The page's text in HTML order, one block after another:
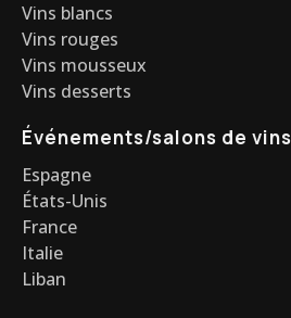
Vins blancs
Vins rouges
Vins mousseux
Vins desserts
Événements/salons de vins
Espagne
États-Unis
France
Italie
Liban